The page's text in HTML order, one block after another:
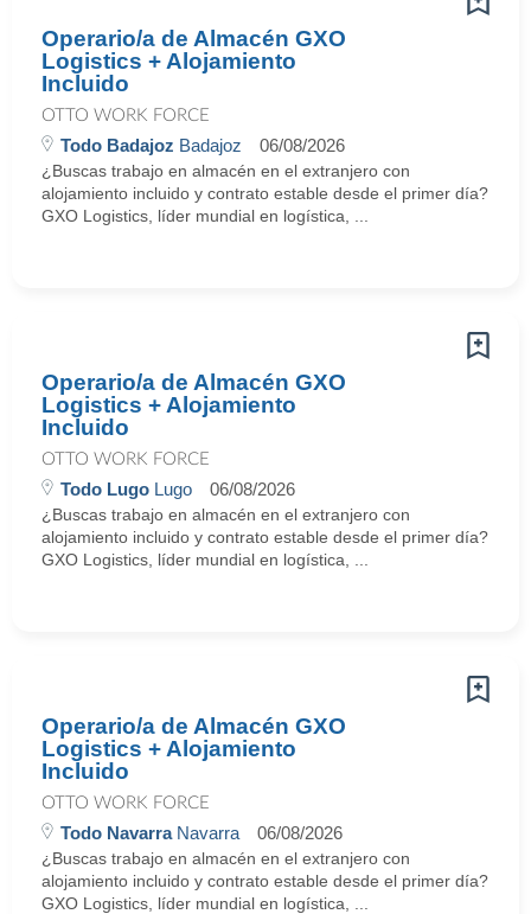
Operario/a de Almacén GXO
Logistics + Alojamiento
Incluido
OTTO WORK FORCE
Todo Badajoz Badajoz 06/08/2026
¿Buscas trabajo en almacén en el extranjero con
alojamiento incluido y contrato estable desde el primer día?
GXO Logistics, líder mundial en logística, ...
Operario/a de Almacén GXO
Logistics + Alojamiento
Incluido
OTTO WORK FORCE
Todo Lugo Lugo 06/08/2026
¿Buscas trabajo en almacén en el extranjero con
alojamiento incluido y contrato estable desde el primer día?
GXO Logistics, líder mundial en logística, ...
Operario/a de Almacén GXO
Logistics + Alojamiento
Incluido
OTTO WORK FORCE
Todo NavarraNavarra 06/08/2026
¿Buscas trabajo en almacén en el extranjero con
alojamiento incluido y contrato estable desde el primer día?
GXO Logistics, líder mundial en logística, ...